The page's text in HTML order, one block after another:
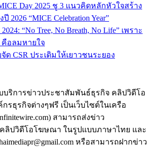
Day 2025 ชู 3 แนวคิดหลักหัวใจสร้าง
2026 “MICE Celebration Year”
2024: “No Tree, No Breath, No Life” เพราะ
อลมหายใจ
ด CSR ประเดิมให้เยาวชนระยอง
ว็บบริการข่าวประชาสัมพันธ์ธุรกิจ คลิปวิดีโอ
ธุรกิจต่างๆฟรี เป็นเว็บไซต์ในเครือ
สามารถส่งข่าว
ลิปวิดีโอโฆษณา ในรูปแบบภาษาไทย และ
หรือสามารถฝากข่าว